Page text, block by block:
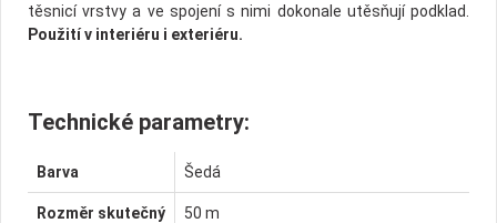
těsnicí vrstvy a ve spojení s nimi dokonale utěsňují podklad.
Použití v interiéru i exteriéru.
Technické parametry:
Barva Šedá
Rozměr skutečný 50 m